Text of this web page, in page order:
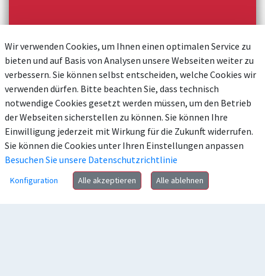
Wir verwenden Cookies, um Ihnen einen optimalen Service zu
bieten und auf Basis von Analysen unsere Webseiten weiter zu
verbessern. Sie können selbst entscheiden, welche Cookies wir
verwenden dürfen. Bitte beachten Sie, dass technisch
notwendige Cookies gesetzt werden müssen, um den Betrieb
der Webseiten sicherstellen zu können. Sie können Ihre
Einwilligung jederzeit mit Wirkung für die Zukunft widerrufen.
Sie können die Cookies unter Ihren Einstellungen anpassen
Besuchen Sie unsere Datenschutzrichtlinie
Konfiguration Alle akzeptieren Alle ablehnen